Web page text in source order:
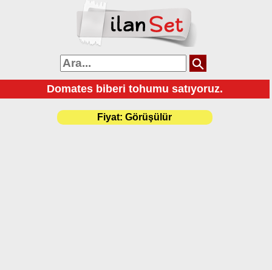
Domates biberi tohumu satıyoruz.
Fiyat: Görüşülür